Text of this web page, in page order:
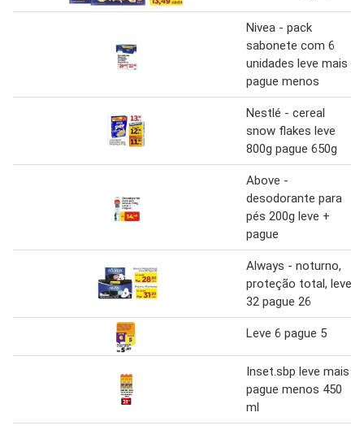
Nivea - pack
sabonete com 6
unidades leve mais
pague menos
Nestlé - cereal
snow flakes leve
800g pague 650g
Above -
desodorante para
pés 200g leve +
pague
Always - noturno,
proteção total, leve
32 pague 26
Leve 6 pague 5
Inset.sbp leve mais
pague menos 450
ml